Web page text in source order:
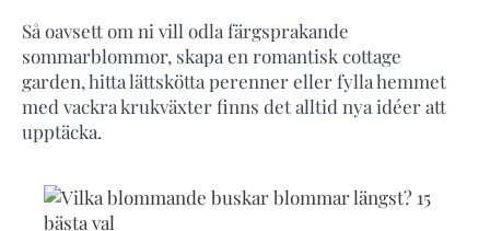
Så oavsett om ni vill odla färgsprakande
sommarblommor, skapa en romantisk cottage
garden, hitta lättskötta perenner eller fylla hemmet
med vackra krukväxter finns det alltid nya idéer att
upptäcka.